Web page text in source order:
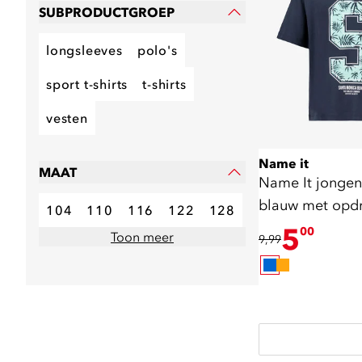
SUBPRODUCTGROEP
longsleeves polo's
sport t-shirts t-shirts
vesten
MAAT
104 110 116 122
128
Toon meer
Name it
Name It
blauw met
9,99500